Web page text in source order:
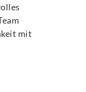
mit